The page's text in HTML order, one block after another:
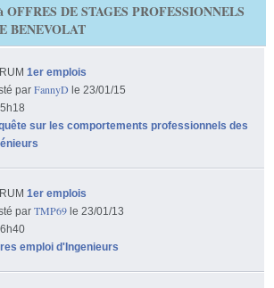
OFFRES DE STAGES PROFESSIONNELS
BENEVOLAT
1er emplois
par FannyD le 23/01/15
sur les comportements professionnels des
1er emplois
par TMP69le 23/01/13
emploi d'Ingenieurs